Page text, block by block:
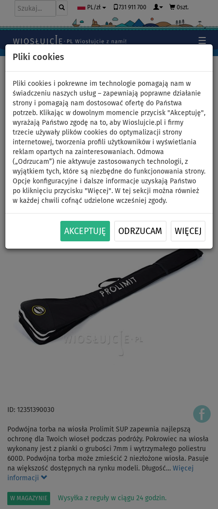
Pliki cookies
Pliki cookies i pokrewne im technologie pomagają nam w
świadczeniu naszych usług – zapewniają poprawne działanie
strony i pomagają nam dostosować ofertę do Państwa
potrzeb. Klikając w dowolnym momencie przycisk "Akceptuję",
wyrażają Państwo zgodę na to, aby Wioslujcie.pl i firmy
trzecie używały plików cookies do optymalizacji strony
internetowej, tworzenia profili użytkowników i wyświetlania
reklam opartych na zainteresowaniach. Odmowa
(„Odrzucam”) nie aktywuje zastosowanych technologii, z
wyjątkiem tych, które są niezbędne do funkcjonowania strony.
Opcje konfiguracyjne i dalsze informacje uzyskają Państwo
po kliknięciu przycisku "Więcej". W tej sekcji można również
w każdej chwili cofnąć udzielone wcześniej zgody.
AKCEPTUJĘ ODRZUCAM WIĘCEJ
PL/zł 731 911 700 0szt.
Pokrowiec na wiosła
PROLIMIT SUP Paddle Bag
Double - podwójny
ID: 12351390030
Podwójna torba na wiosła Prolimit SUP zapewnia najlepszą
ochronę dla Twoich wioseł podczas podróży. Pokrowiec na wiosła
wykonany jest z pianki o grubości 7mm i wytrzymałego poliestru
600D. Podwójna torba może zmieścić 2 niezłożone wiosła. Pasuje
na większość dostępnych na rynku modeli. Długość… Więcej
informacji
W MAGAZYNIE Wysyłka z reguły w ciągu 24 godzin.